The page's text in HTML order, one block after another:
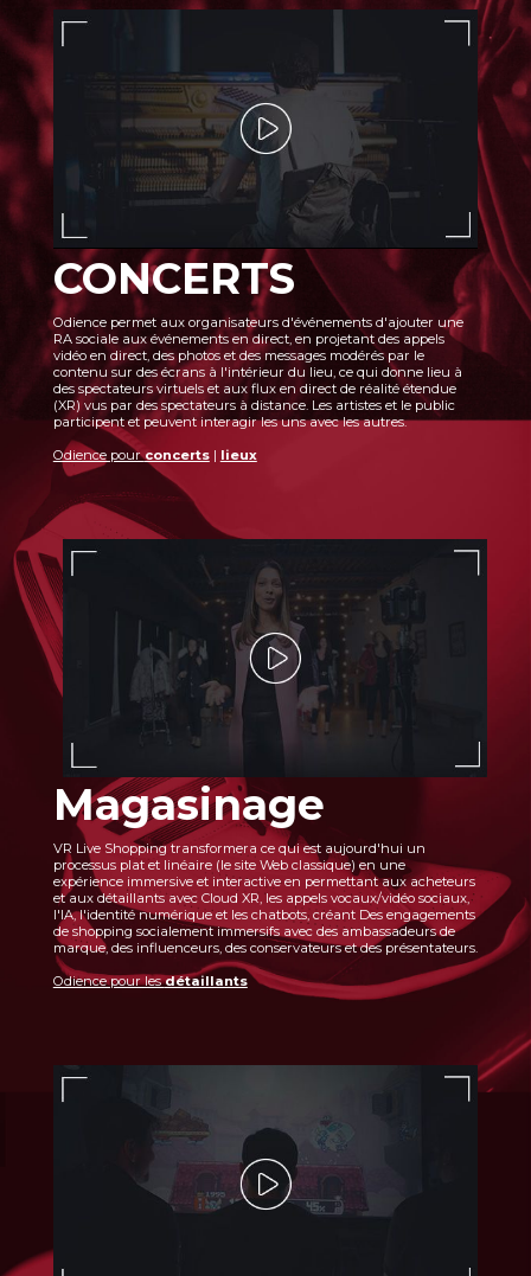
CONCERTS
Odience permet aux organisateurs d'événements d'ajouter une
RA sociale aux événements en direct, en projetant des appels
vidéo en direct, des photos et des messages modérés par le
contenu sur des écrans à l'intérieur du lieu, ce qui donne lieu à
des spectateurs virtuels et aux flux en direct de réalité étendue
(XR) vus par des spectateurs à distance. Les artistes et le public
participent et peuvent interagir les uns avec les autres.
Odience pourconcerts| lieux
Magasinage
VR Live Shopping transformera ce qui est aujourd'hui un
processus plat et linéaire (le site Web classique) en une
expérience immersive et interactive en permettant aux acheteurs
et aux détaillants avec Cloud XR, les appels vocaux/vidéo sociaux,
l'IA, l'identité numérique et les chatbots, créant Des engagements
de shopping socialement immersifs avec des ambassadeurs de
marque, des influenceurs, des conservateurs et des présentateurs.
Odience pour lesdétaillants